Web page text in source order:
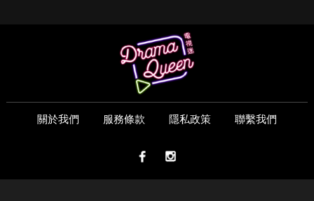
關於我們 服務條款 隱私政策 聯繫我們